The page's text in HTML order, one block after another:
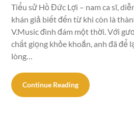
Tiểu sử Hồ Đức Lợi – nam ca sĩ,
khán giả biết đến từ khi còn là
V.Music đình đám một thời. Với
chất giọng khỏe khoắn, anh đã để
lòng…
Continue Reading